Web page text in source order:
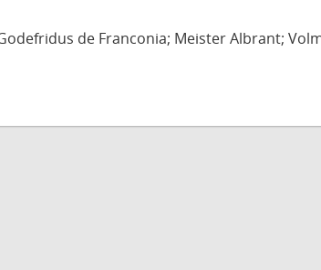
de Franconia; Meister Albrant;